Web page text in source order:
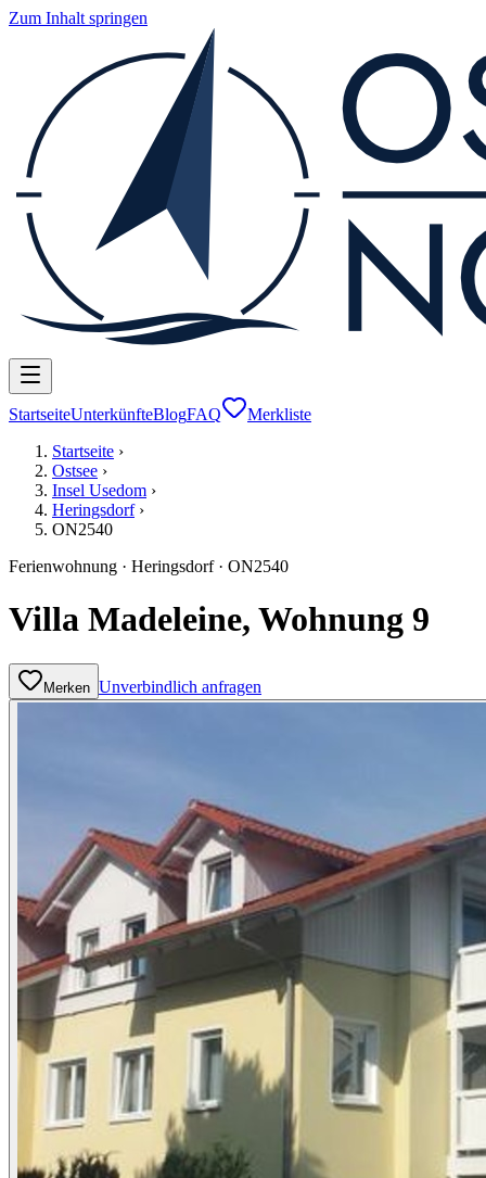
Zum Inhalt springen
StartseiteUnterkünfteBlogFAQ
Merkliste
Startseite ›
Ostsee ›
Insel Usedom ›
Heringsdorf›
ON2540
Ferienwohnung · Heringsdorf· ON2540
Villa Madeleine, Wohnung 9
Merken Unverbindlich anfragen